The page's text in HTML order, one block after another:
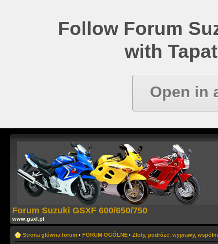
Follow Forum
with
Open in
Forum Suzuki GSXF 600/650/750
www.gsxf.pl
Strona główna forum ‹ FORUM OGÓLNE ‹ Zloty, podróże, wyprawy,